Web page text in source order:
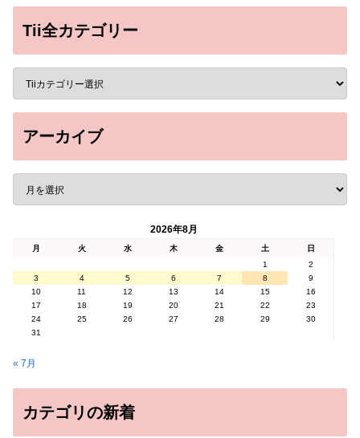
Tii全カテゴリー
アーカイブ
2026年8月
月 火 水 木 金 土
日
1
2
3
4 5 6 7 8
9
10
11 12 13 14 15
16
17
18 19 20 21 22
23
24
25 26 27 28 29
30
31
« 7月
カテゴリの新着